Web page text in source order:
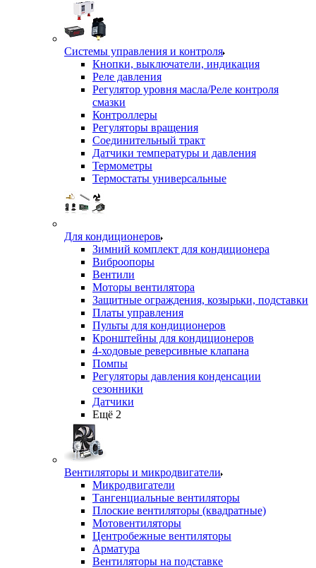
Системы управления и контроля
Кнопки, выключатели, индикация
Реле давления
Регулятор уровня масла/Реле контроля
смазки
Контроллеры
Регуляторы вращения
Соединительный тракт
Датчики температуры и давления
Термометры
Термостаты универсальные
Для кондиционеров
Зимний комплект для кондиционера
Виброопоры
Вентили
Моторы вентилятора
Защитные ограждения, козырьки, подставки
Платы управления
Пульты для кондиционеров
Кронштейны для кондиционеров
4-ходовые реверсивные клапана
Помпы
Регуляторы давления конденсации
сезонники
Датчики
Ещё 2
Вентиляторы и микродвигатели
Микродвигатели
Тангенциальные вентиляторы
Плоские вентиляторы (квадратные)
Мотовентиляторы
Центробежные вентиляторы
Арматура
Вентиляторы на подставке